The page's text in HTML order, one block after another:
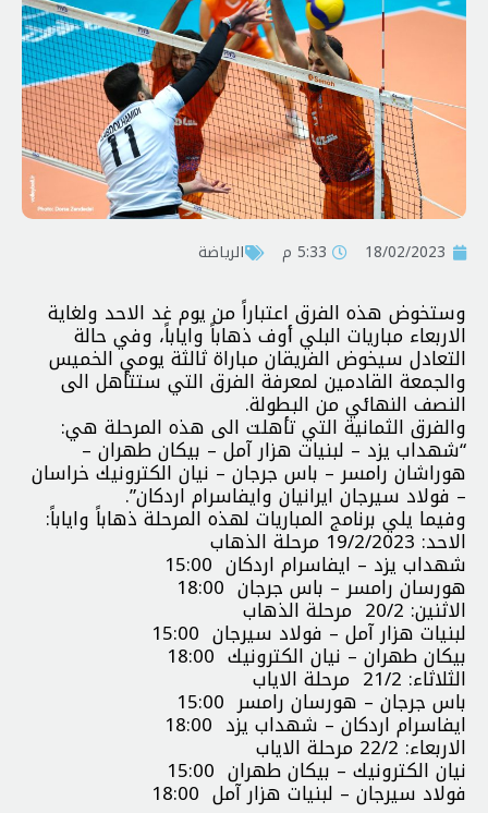
18/02/2023 5:33 م الرياضة
وستخوض هذه الفرق اعتباراً من يوم غد الاحد ولغاية
الاربعاء مباريات البلي أوف ذهاباً واياباً، وفي حالة
التعادل سيخوض الفريقان مباراة ثالثة يومي الخميس
والجمعة القادمين لمعرفة الفرق التي ستتأهل الى
النصف النهائي من البطولة.
والفرق الثمانية التي تأهلت الى هذه المرحلة هي:
“شهداب يزد – لبنيات هزار آمل – بيكان طهران –
هوراشان رامسر – باس جرجان – نيان الكترونيك خراسان
– فولاد سيرجان ايرانيان وايفاسرام اردكان”.
وفيما يلي برنامج المباريات لهذه المرحلة ذهاباً واياباً:
الاحد: 19/2/2023 مرحلة الذهاب
شهداب يزد – ايفاسرام اردكان 15:00
هورسان رامسر – باس جرجان 18:00
الاثنين: 20/2 مرحلة الذهاب
لبنيات هزار آمل – فولاد سيرجان 15:00
بيكان طهران – نيان الكترونيك 18:00
الثلاثاء: 21/2 مرحلة الاياب
باس جرجان – هورسان رامسر 15:00
ايفاسرام اردكان – شهداب يزد 18:00
الاربعاء: 22/2 مرحلة الاياب
نيان الكترونيك – بيكان طهران 15:00
فولاد سيرجان – لبنيات هزار آمل 18:00